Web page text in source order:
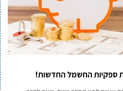
ספקיות החשמל החדשות!